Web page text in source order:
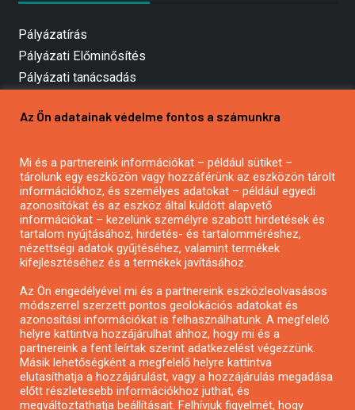
Pályázatírás
Pályázati Előminősítés
Pályázati tanácsadás
Mezőgazdasági pályázatírás
Pályázatírás civil szervezeteknek
Pályázatírás önkormányzatoknak
Pályázatfigyelés
Specifikus pályázatfigyelés vagy hírlevél
Pályázatok magánszemélyeknek
Pályázatok civil szervezeteknek
Pályázatok vállalkozásoknak
Önkormányzati pályázatok
Az Ön adatainak védelme fontos a számunkra
Mi és a partnereink információkat – például sütiket –
tárolunk egy eszközön vagy hozzáférünk az eszközön tárolt
információkhoz, és személyes adatokat – például egyedi
azonosítókat és az eszköz által küldött alapvető
információkat – kezelünk személyre szabott hirdetések és
tartalom nyújtásához, hirdetés- és tartalomméréshez,
nézettségi adatok gyűjtéséhez, valamint termékek
kifejlesztéséhez és a termékek javításához.
Az Ön engedélyével mi és a partnereink eszközleolvasásos
módszerrel szerzett pontos geolokációs adatokat és
azonosítási információkat is felhasználhatunk. A megfelelő
helyre kattintva hozzájárulhat ahhoz, hogy mi és a
partnereink a fent leírtak szerint adatkezelést végezzünk.
Másik lehetőségként a megfelelő helyre kattintva
elutasíthatja a hozzájárulást, vagy a hozzájárulás megadása
előtt részletesebb információkhoz juthat, és
megváltoztathatja beállításait. Felhívjuk figyelmét, hogy